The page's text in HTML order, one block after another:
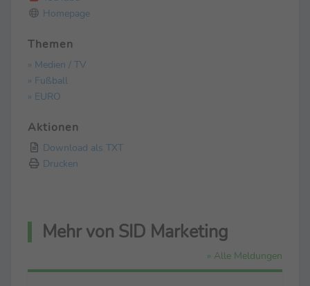
Homepage
Themen
» Medien / TV
» Fußball
» EURO
Aktionen
Download als TXT
Drucken
Mehr von SID Marketing
» Alle Meldungen